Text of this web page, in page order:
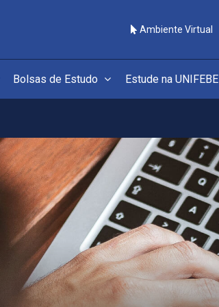
Ambiente Virtual
Bolsas de Estudo Estude na UNIFEBE